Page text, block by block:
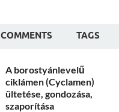
COMMENTS TAGS
A borostyánlevelű
ciklámen (Cyclamen)
ültetése, gondozása,
szaporítása